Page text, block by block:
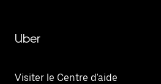
Uber
Visiter le Centre d'aide